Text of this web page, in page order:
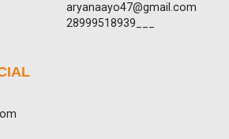
aryanaayo47@gmail.com
28999518939___